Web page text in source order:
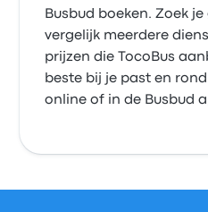
Busbud boeken. Zoek
vergelijk meerdere
prijzen die TocoBus
beste bij je past en
online of in de Busbud